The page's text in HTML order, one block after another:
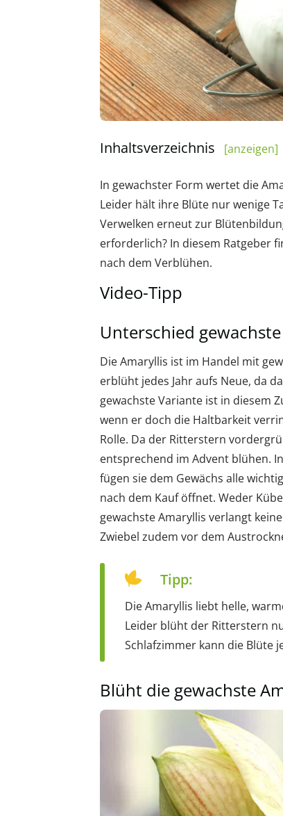
Inhaltsverzeichnis [anzeigen]
In gewachster Form wertet die
Leider hält ihre Blüte nur wenige
Verwelken erneut zur
erforderlich? In diesem Ratgeber
nach dem Verblühen.
Video-Tipp
Unterschied
Die Amaryllis ist im Handel mit
erblüht jedes Jahr aufs Neue, da
gewachste Variante ist in diesem
wenn er doch die Haltbarkeit
Rolle. Da der Ritterstern
entsprechend im Advent blühen.
fügen sie dem Gewächs alle
nach dem Kauf öffnet. Weder
gewachste Amaryllis verlangt
Zwiebel zudem vor dem
Tipp:
Die Amaryllis liebt helle,
Leider blüht der Ritterstern
Schlafzimmer kann die Blüte
Blüht die gewachste